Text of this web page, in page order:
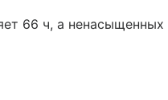
66 ч, а